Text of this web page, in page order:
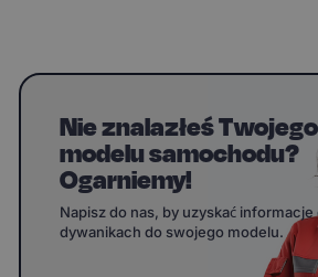
Nie znalazłeś Twojego
modelu samochodu?
Ogarniemy!
Napisz do nas, by uzyskać informacje
dywanikach do swojego modelu.